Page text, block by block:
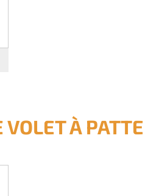
VOLET À PATTE